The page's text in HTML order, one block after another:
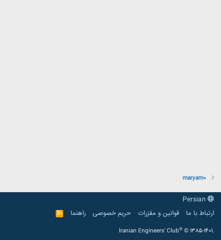
maryam0
ارتباط با ما
قوانین و مقرّرات حریم خصوصی راهنما
R
S
Iranian Engineers' Club® © 1385-1401.